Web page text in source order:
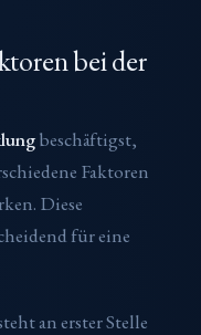
bei der
beschäftigst,
Faktoren
Diese
für eine
an erster Stelle